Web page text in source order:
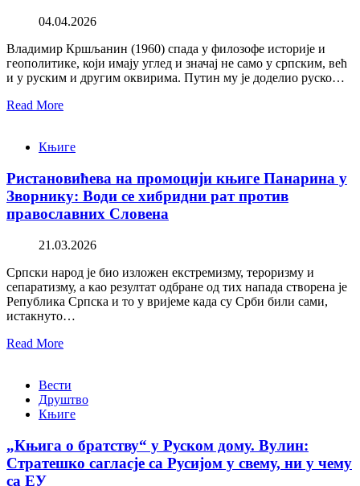
04.04.2026
Владимир Кршљанин (1960) спада у филозофе историје и
геополитике, који имају углед и значај не само у српским, већ
и у руским и другим оквирима. Путин му је доделио руско…
Read More
Књиге
Ристановићева на промоцији књиге Панарина у
Зворнику: Води се хибридни рат против
православних Словена
21.03.2026
Српски народ је био изложен екстремизму, тероризму и
сепаратизму, а као резултат одбране од тих напада створена је
Република Српска и то у вријеме када су Срби били сами,
истакнуто…
Read More
Вести
Друштво
Књиге
„Књига о братству“ у Руском дому. Вулин:
Стратешко сагласје са Русијом у свему, ни у чему
са ЕУ